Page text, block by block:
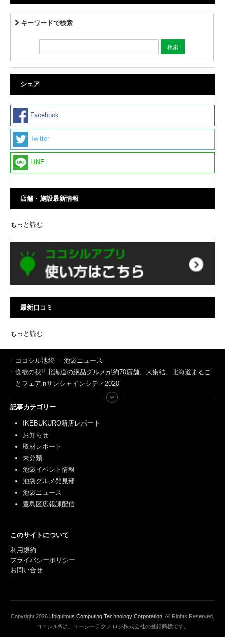
キーワードで検索
シェア
Facebook
Twitter
LINE
店舗・施設最新情報
もっと読む
最新口コミ
もっと読む
ココシル池袋
池袋ニュース
食欲の秋!! 北海道の絶品グルメが約70店舗、大集結。北海道まるご
とフェアinサンシャインシティ2020
記事カテゴリー
IKEBUKURO新店レポート
お知らせ
取材レポート
未分類
池袋イベント情報
池袋グルメ発見部
池袋ニュース
豊島区広報課配信
このサイトについて
利用規約
プライバシーポリシー
お問い合せ
Copyright 2026 Ubiquitous Computing Technology Corporation . All Rights Reserved.
ココシル®は、ユーシーテクノロジ株式会社の登録商標です。